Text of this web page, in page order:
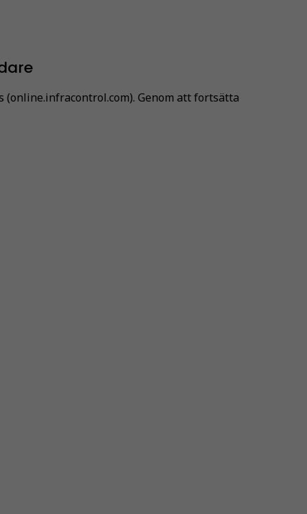
Genom att fortsätta